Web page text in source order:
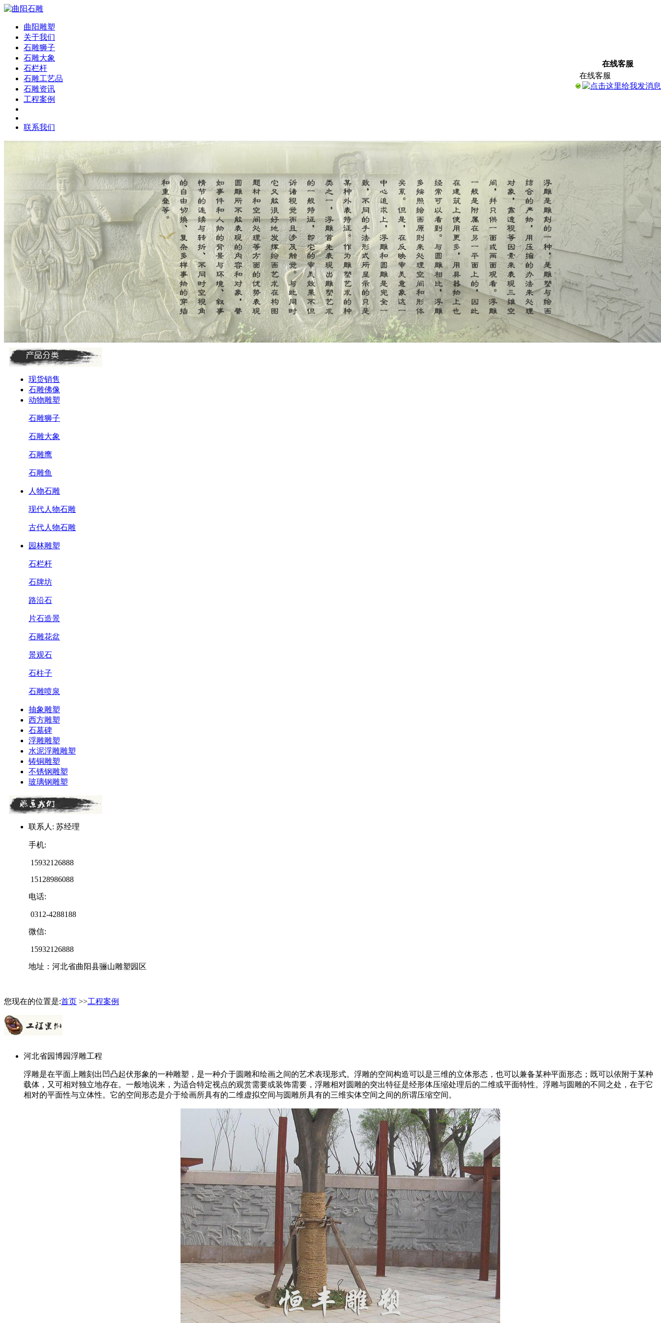
曲阳雕塑
关于我们
石雕狮子
石雕大象
石栏杆
石雕工艺品
石雕资讯
工程案例
联系我们
现货销售
石雕佛像
动物雕塑
石雕狮子
石雕大象
石雕鹰
石雕鱼
人物石雕
现代人物石雕
古代人物石雕
园林雕塑
石栏杆
石牌坊
路沿石
片石造景
石雕花盆
景观石
石柱子
石雕喷泉
抽象雕塑
西方雕塑
石墓碑
浮雕雕塑
水泥浮雕雕塑
铸铜雕塑
不锈钢雕塑
玻璃钢雕塑
联系人: 苏经理
手机:
15932126888
15128986088
电话:
0312-4288188
微信:
15932126888
地址：河北省曲阳县骊山雕塑园区
您现在的位置是:首页 >>工程案例
河北省园博园浮雕工程
浮雕是在平面上雕刻出凹凸起伏形象的一种雕塑，是一种介于圆雕和绘画之间的艺术表现形式。浮雕的空间构造可以是三维的立体形态，也可以兼备某种平面形态；既可以依附于某种
载体，又可相对独立地存在。一般地说来，为适合特定视点的观赏需要或装饰需要，浮雕相对圆雕的突出特征是经形体压缩处理后的二维或平面特性。浮雕与圆雕的不同之处，在于它
相对的平面性与立体性。它的空间形态是介于绘画所具有的二维虚拟空间与圆雕所具有的三维实体空间之间的所谓压缩空间。
在线客服
在线客服